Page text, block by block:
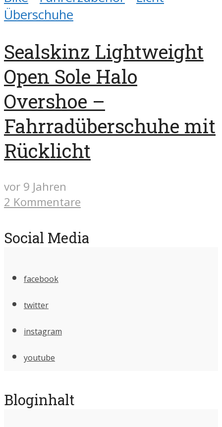
Überschuhe
Sealskinz Lightweight
Open Sole Halo
Overshoe –
Fahrradüberschuhe mit
Rücklicht
vor 9 Jahren
2 Kommentare
Social Media
facebook
twitter
instagram
youtube
Bloginhalt